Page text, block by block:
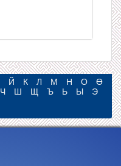
Й К Л М Н О
Ө
Ч Ш Щ Ъ Ь Ы
Э